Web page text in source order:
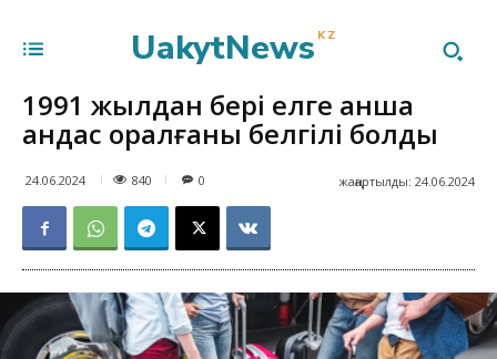
UakytNews KZ
1991 жылдан бері елге қанша
қандас оралғаны белгілі болды
24.06.2024 840 жаңартылды: 24.06.2024
0